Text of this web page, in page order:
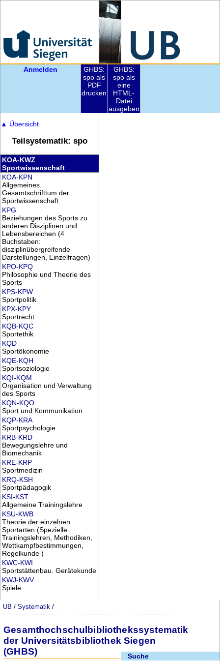
Anmelden
GHBS:
spo als
PDF
drucken
GHBS:
spo als
eine
HTML-
Datei
ausgeben
▲ Übersicht
Teilsystematik: spo
KOA-KWZ
Sportwissenschaft
KOA-KPN
Allgemeines.
Gesamtschrifttum der
Sportwissenschaft
KPG
Beziehungen des Sports zu
anderen Disziplinen und
Lebensbereichen (4
Buchstaben:
disziplinübergreifende
Darstellungen, Einzelfragen)
KPO-KPQ
Philosophie und Theorie des
Sports
KPS-KPW
Sportpolitik
KPX-KPY
Sportrecht
KQB-KQC
Sportethik
KQD
Sportökonomie
KQE-KQH
Sportsoziologie
KQI-KQM
Organisation und Verwaltung
des Sports
KQN-KQO
Sport und Kommunikation
KQP-KRA
Sportpsychologie
KRB-KRD
Bewegungslehre und
Biomechanik
KRE-KRP
Sportmedizin
KRQ-KSH
Sportpädagogik
KSI-KST
Allgemeine Trainingslehre
KSU-KWB
Theorie der einzelnen
Sportarten (Spezielle
Trainingslehren, Methodiken,
Wettkampfbestimmungen,
Regelkunde )
KWC-KWI
Sportstättenbau. Gerätekunde
KWJ-KWV
Spiele
UB /Systematik /
Gesamthochschulbibliothekssystematik
der Universitätsbibliothek Siegen
(GHBS)
Suche